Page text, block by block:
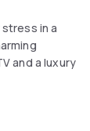
in a
and a luxury